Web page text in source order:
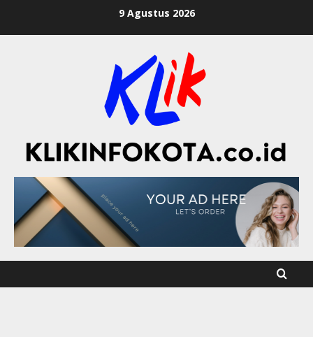
9 Agustus 2026